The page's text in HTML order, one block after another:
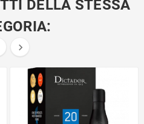
DELLA STESSA
